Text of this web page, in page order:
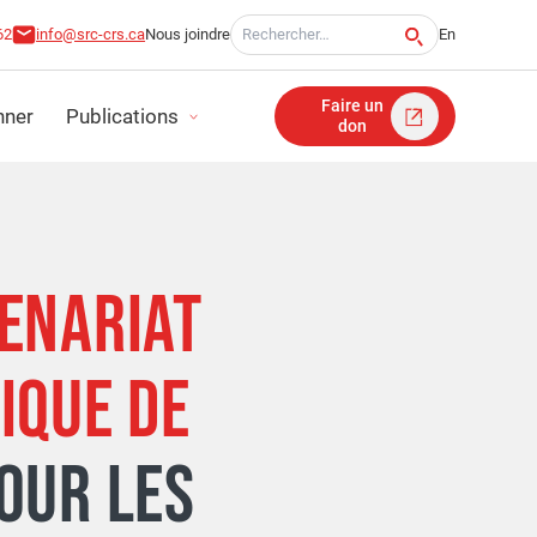
info@src-crs.caNous joindre
Recherche pour:
En
Publications
D'IMPACT
STRATÉGIQUE
Faire un
don
DE
LES